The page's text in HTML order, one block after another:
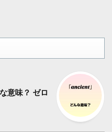
意味？ ゼロ